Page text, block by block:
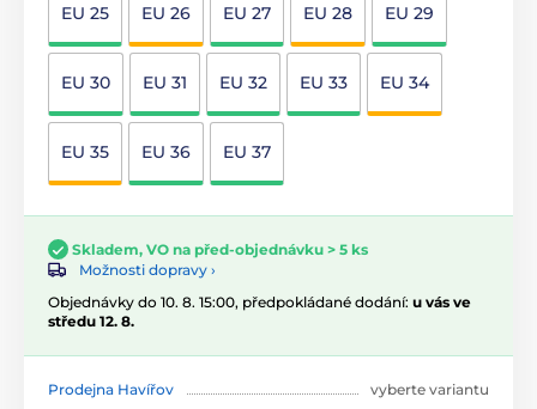
EU 25 EU 26 EU 27 EU 28 EU 29
EU 30 EU 31 EU 32 EU 33 EU 34
EU 35 EU 36 EU 37
Skladem, VO na před-objednávku > 5 ks
Možnosti dopravy ›
Objednávky do 10. 8. 15:00, předpokládané dodání: u vás ve
středu 12. 8.
Prodejna Havířov
vyberte variantu